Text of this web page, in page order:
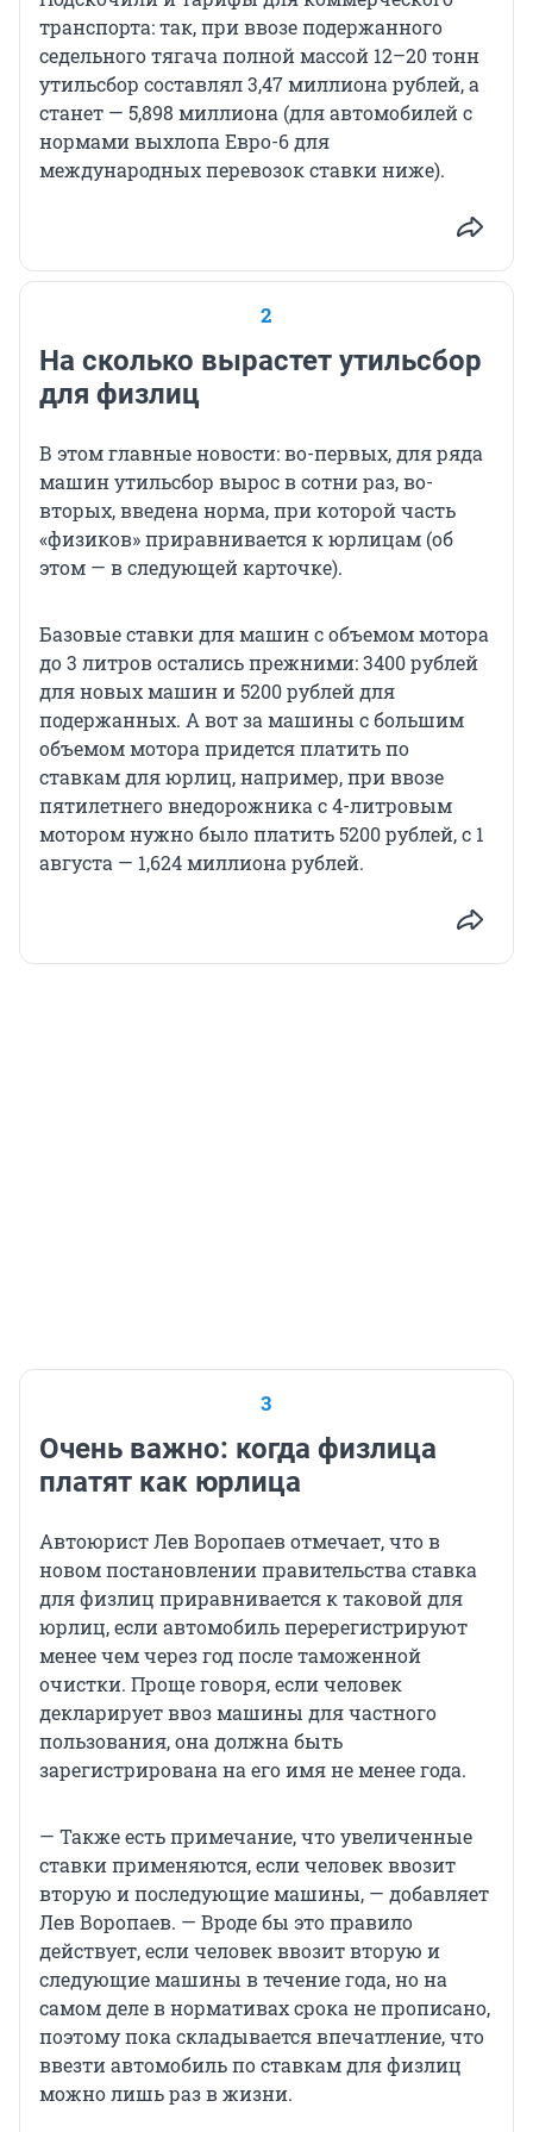
транспорта: так, при ввозе подержанного
седельного тягача полной массой 12–20 тонн
утильсбор составлял 3,47 миллиона рублей, а
станет — 5,898 миллиона (для автомобилей с
нормами выхлопа Евро-6 для
международных перевозок ставки ниже).
2
На сколько вырастет утильсбор
для физлиц
В этом главные новости: во-первых, для ряда
машин утильсбор вырос в сотни раз, во-
вторых, введена норма, при которой часть
«физиков» приравнивается к юрлицам (об
этом — в следующей карточке).
Базовые ставки для машин с объемом мотора
до 3 литров остались прежними: 3400 рублей
для новых машин и 5200 рублей для
подержанных. А вот за машины с большим
объемом мотора придется платить по
ставкам для юрлиц, например, при ввозе
пятилетнего внедорожника с 4-литровым
мотором нужно было платить 5200 рублей, с 1
августа — 1,624 миллиона рублей.
3
Очень важно: когда физлица
платят как юрлица
Автоюрист Лев Воропаев отмечает, что в
новом постановлении правительства ставка
для физлиц приравнивается к таковой для
юрлиц, если автомобиль перерегистрируют
менее чем через год после таможенной
очистки. Проще говоря, если человек
декларирует ввоз машины для частного
пользования, она должна быть
зарегистрирована на его имя не менее года.
— Также есть примечание, что увеличенные
ставки применяются, если человек ввозит
вторую и последующие машины, — добавляет
Лев Воропаев. — Вроде бы это правило
действует, если человек ввозит вторую и
следующие машины в течение года, но на
самом деле в нормативах срока не прописано,
поэтому пока складывается впечатление, что
ввезти автомобиль по ставкам для физлиц
можно лишь раз в жизни.